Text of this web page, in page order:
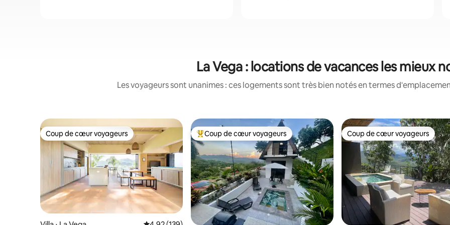
La Vega : locations de vacances les mieux
Les voyageurs sont unanimes : ces logements sont très bien notés en termes
Coup de cœur voyageurs
Coup de cœur voyageurs Coups de cœur voyageurs les plus appréciés
Coup de cœur voyageurs Coup de cœur voyageurs
Coup de cœur voyageurs